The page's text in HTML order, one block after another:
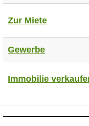
Zur Miete
Gewerbe
Immobilie